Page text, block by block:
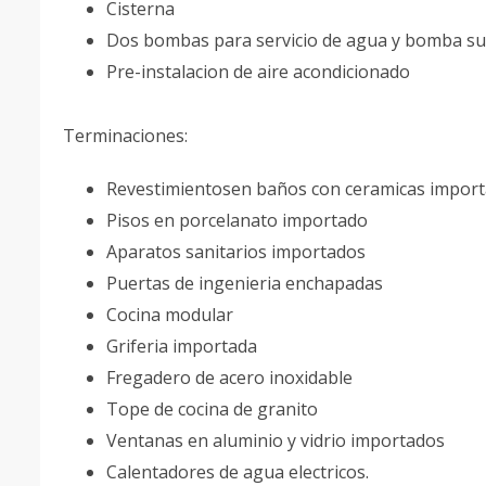
Cisterna
Dos bombas para servicio de agua y bomba
Pre-instalacion de aire acondicionado
Terminaciones:
Revestimientosen baños con ceramicas
Pisos en porcelanato importado
Aparatos sanitarios importados
Puertas de ingenieria enchapadas
Cocina modular
Griferia importada
Fregadero de acero inoxidable
Tope de cocina de granito
Ventanas en aluminio y vidrio importados
Calentadores de agua electricos.